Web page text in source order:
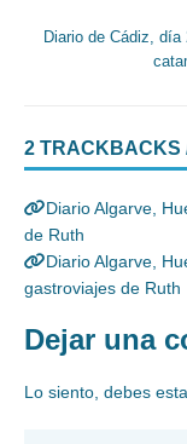
Diario de Cádiz,
2 TRACKBACKS
Diario Algarve,
de Ruth
Diario Algarve,
gastroviajes de Ruth
Dejar una
Lo siento, debes